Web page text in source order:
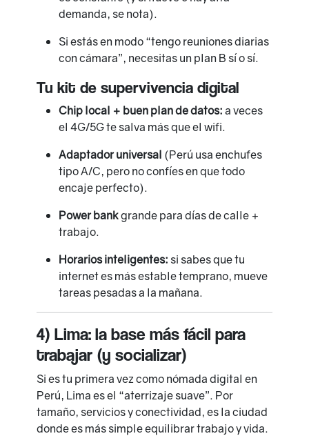
demanda, se nota).
Si estás en modo “tengo reuniones diarias
con cámara”, necesitas un plan B sí o sí.
Tu kit de supervivencia digital
Chip local + buen plan de datos: a veces
el 4G/5G te salva más que el wifi.
Adaptador universal (Perú usa enchufes
tipo A/C, pero no confíes en que todo
encaje perfecto).
Power bankgrande para días de calle +
trabajo.
Horarios inteligentes: si sabes que tu
internet es más estable temprano, mueve
tareas pesadas a la mañana.
4) Lima: la base más fácil para
trabajar (y socializar)
Si es tu primera vez como nómada digital en
Perú, Lima es el “aterrizaje suave”. Por
tamaño, servicios y conectividad, es la ciudad
donde es más simple equilibrar trabajo y vida.